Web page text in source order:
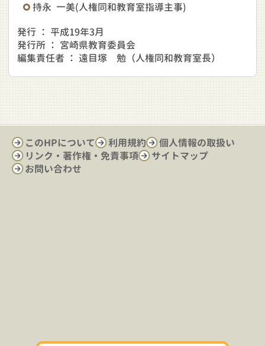
持永 一美(人権同和教育室指導主事)
発行 ： 平成19年3月
発行所 ： 宮崎県教育委員会
編集責任者 ： 遠目塚 勉（人権同和教育室長）
このHPについて 利用規約
個人情報の取扱い
リンク・著作権・免責事項
サイトマップ
お問い合わせ